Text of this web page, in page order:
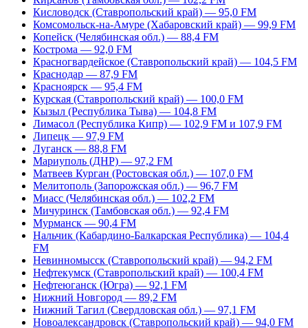
Кисловодск (Ставропольский край) — 95,0 FM
Комсомольск-на-Амуре (Хабаровский край) — 99,9 FM
Копейск (Челябинская обл.) — 88,4 FM
Кострома — 92,0 FM
Красногвардейское (Ставропольский край) — 104,5 FM
Краснодар — 87,9 FM
Красноярск — 95,4 FM
Курская (Ставропольский край) — 100,0 FM
Кызыл (Республика Тыва) — 104,8 FM
Лимасол (Республика Кипр) — 102,9 FM и 107,9 FM
Липецк — 97,9 FM
Луганск — 88,8 FM
Мариуполь (ДНР) — 97,2 FM
Матвеев Курган (Ростовская обл.) — 107,0 FM
Мелитополь (Запорожская обл.) — 96,7 FM
Миасс (Челябинская обл.) — 102,2 FM
Мичуринск (Тамбовская обл.) — 92,4 FM
Мурманск — 90,4 FM
Нальчик (Кабардино-Балкарская Республика) — 104,4
FM
Невинномысск (Ставропольский край) — 94,2 FM
Нефтекумск (Ставропольский край) — 100,4 FM
Нефтеюганск (Югра) — 92,1 FM
Нижний Новгород — 89,2 FM
Нижний Тагил (Свердловская обл.) — 97,1 FM
Новоалександровск (Ставропольский край) — 94,0 FM